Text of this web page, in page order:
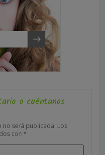
o cuéntanos
será publicada. Los
con *